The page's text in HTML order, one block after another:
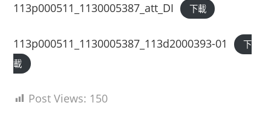
113p000511_1130005387_att_DI 下載
113p000511_1130005387_113d2000393-01
下
載
Post Views: 150